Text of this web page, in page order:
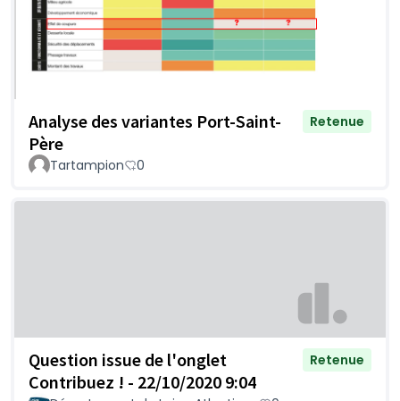
Analyse des variantes Port-Saint-
Père
Retenue
Tartampion 0
Question issue de l'onglet
Contribuez ! - 22/10/2020 9:04
Retenue